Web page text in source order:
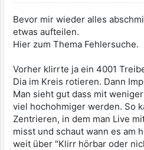
Bevor mir wieder alles
etwas aufteilen.
Hier zum Thema Fehlersuche.
Vorher klirrte ja ein 4001
Dia im Kreis rotieren. Dann
Man sieht gut dass mit
viel hochohmiger werden. So
Zentrieren, in dem man Live
misst und schaut wann es am
weit über "Klirr hörbar oder